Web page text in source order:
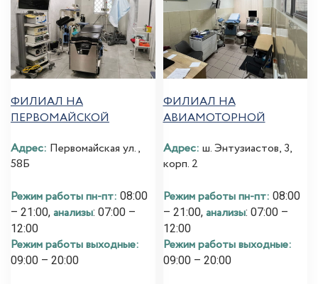
ФИЛИАЛ НА
ПЕРВОМАЙСКОЙ
Адрес: Первомайская ул.,
58Б
Режим работы пн-пт: 08:00
– 21:00, анализы: 07:00 –
12:00
Режим работы выходные:
09:00 – 20:00
ФИЛИАЛ НА
АВИАМОТОРНОЙ
Адрес: ш. Энтузиастов, 3,
корп. 2
Режим работы пн-пт: 08:00
– 21:00, анализы: 07:00 –
12:00
Режим работы выходные:
09:00 – 20:00